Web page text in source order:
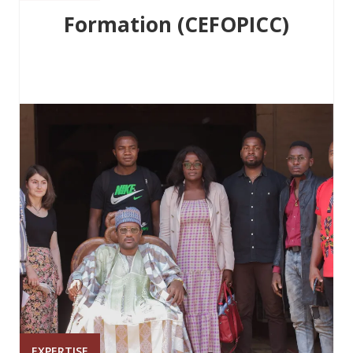
Formation (CEFOPICC)